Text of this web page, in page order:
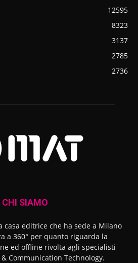
12595
8323
3137
2785
2736
CHI SIAMO
casa editrice che ha sede a Milano
a 360° per quanto riguarda la
ed offline rivolta agli specialisti
Communication Technology.